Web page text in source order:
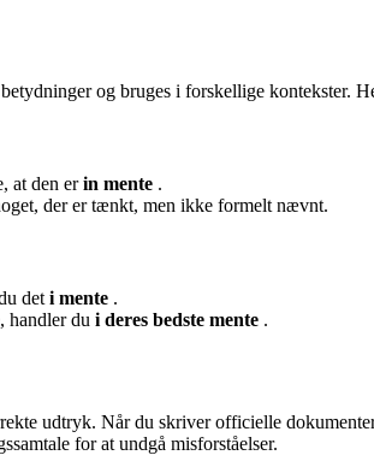
og bruges i forskellige kontekster.
at den erin mente .
der er tænkt, men ikke formelt nævnt.
det i mente .
handler du i deres bedste mente .
udtryk. Når du skriver officielle
for at undgå misforståelser.